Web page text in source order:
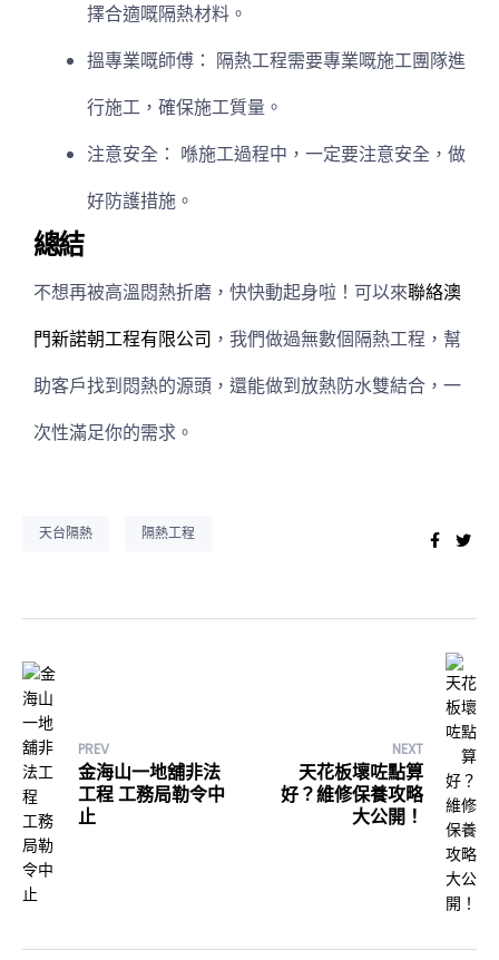
擇合適嘅隔熱材料。
搵專業嘅師傅： 隔熱工程需要專業嘅施工團隊進
行施工，確保施工質量。
注意安全： 喺施工過程中，一定要注意安全，做
好防護措施。
總結
不想再被高溫悶熱折磨，快快動起身啦！可以來聯絡澳
門新諾朝工程有限公司 ，我們做過無數個隔熱工程，幫
助客戶找到悶熱的源頭，還能做到放熱防水雙結合，一
次性滿足你的需求。
天台隔熱 隔熱工程
PREV
金海山一地舖非法
工程 工務局勒令中
止
NEXT
天花板壞咗點算
好？維修保養攻略
大公開！